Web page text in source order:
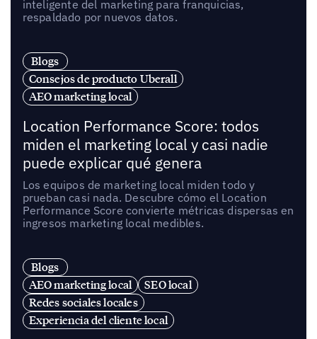
inteligente del marketing para franquicias,
respaldado por nuevos datos.
Blogs
Consejos de producto Uberall
AEO marketing local
Location Performance Score: todos
miden el marketing local y casi nadie
puede explicar qué genera
Los equipos de marketing local miden todo y
prueban casi nada. Descubre cómo el Location
Performance Score convierte métricas dispersas en
ingresos marketing local medibles.
Blogs
AEO marketing local
SEO local
Redes sociales locales
Experiencia del cliente local